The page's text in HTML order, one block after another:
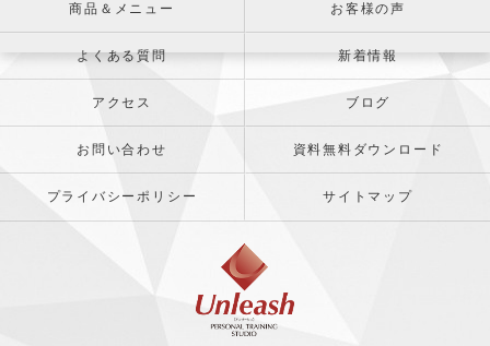
商品＆メニュー お客様の声
よくある質問 新着情報
アクセス ブログ
お問い合わせ 資料無料ダウンロード
プライバシーポリシー サイトマップ